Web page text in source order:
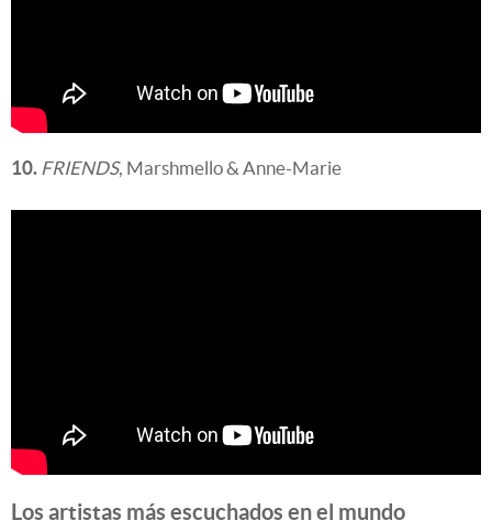
10. FRIENDS, Marshmello & Anne-Marie
Los artistas más escuchados en el mundo